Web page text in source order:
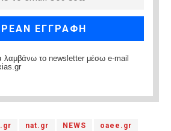
λαμβάνω το newsletter μέσω e-mail
nat.gr NEWS oaee.gr